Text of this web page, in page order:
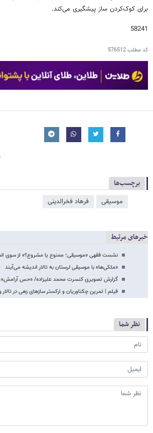
برای کوک‌کردن ساز پیشگیری می‌کند.
58241
کد مطلب576512
برچسب‌ها
موسیقی فرهاد فخرالدینی
خبرهای مرتبط
نشست فقهی «موسیقی؛ ممنوع یا مشروع؟» از سوی
«ملکی‌ها» با موسیقی لرستان به تالار اندیشه می‌‌آیند
گزارش تصویری کنسرت محمد علیزاده/ «حس
فیلم | تمرین چکناوریان و ارکستر سازهاى زهى در
نظر شما